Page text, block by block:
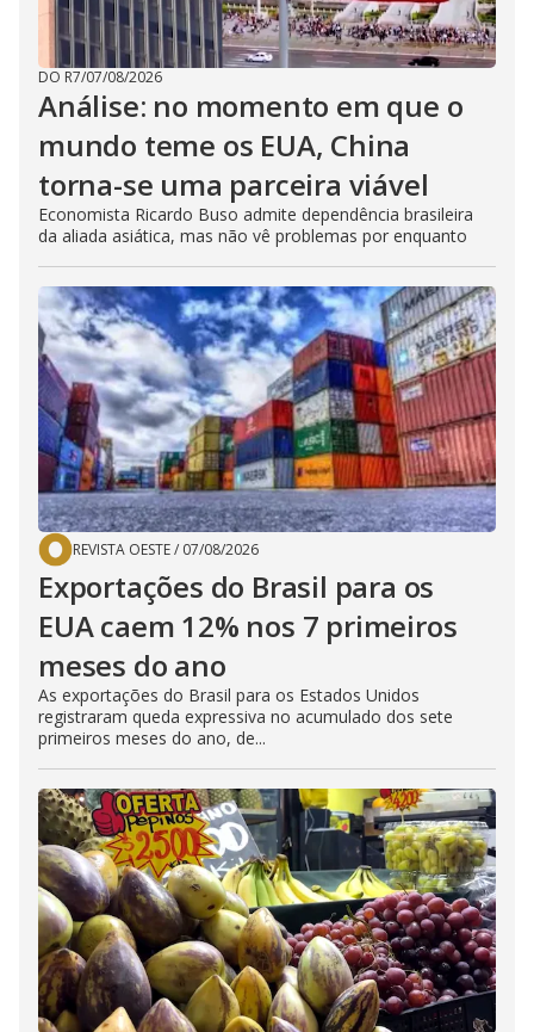
DO R7/07/08/2026
Análise: no momento em que o
mundo teme os EUA, China
torna-se uma parceira viável
Economista Ricardo Buso admite dependência brasileira
da aliada asiática, mas não vê problemas por enquanto
REVISTA OESTE/ 07/08/2026
Exportações do Brasil para os
EUA caem 12% nos 7 primeiros
meses do ano
As exportações do Brasil para os Estados Unidos
registraram queda expressiva no acumulado dos sete
primeiros meses do ano, de...